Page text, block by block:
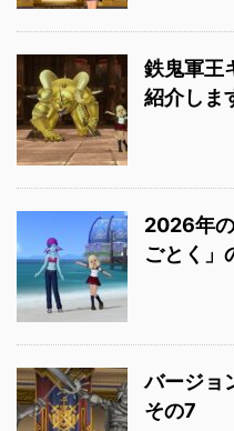
鉄鬼軍王
紹介しま
2026年
ごとく」
バージョ
その7